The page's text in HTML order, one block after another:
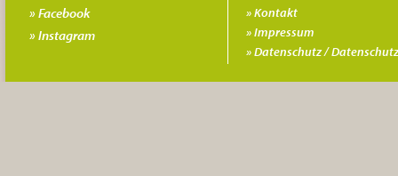
Kontakt
Impressum
Datenschutz /
Facebook
Instagram